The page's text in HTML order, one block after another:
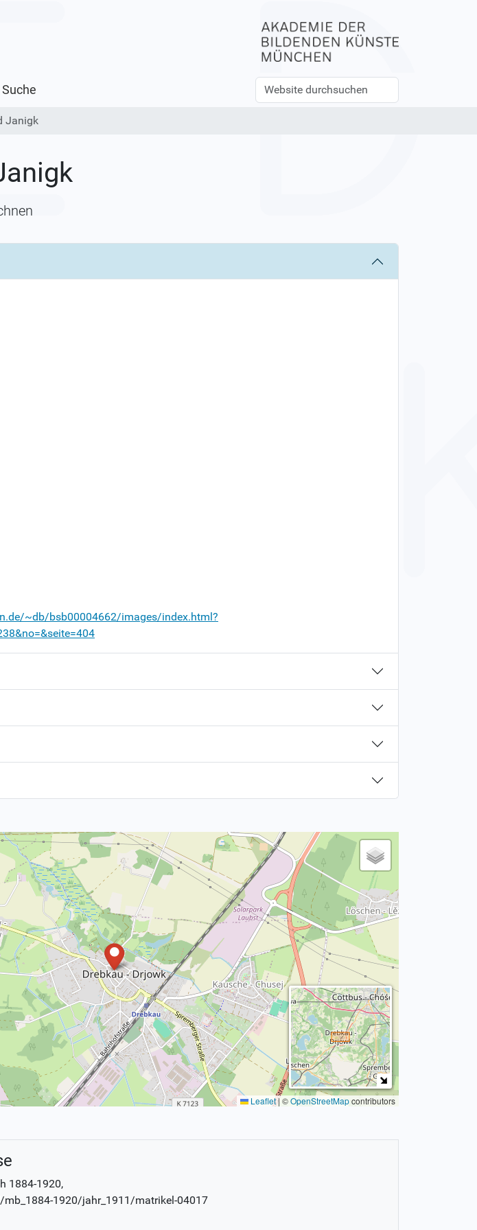
Suche
Website
durchsuchen
Erweiterte
Suche…
Janigk
~db/bsb00004662/images/index.html?
Leaflet|©OpenStreetMapcontributors
1884-1920,
1920/jahr_1911/matrikel-04017